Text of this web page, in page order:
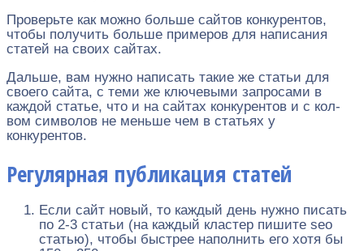
Проверьте как можно больше сайтов конкурентов,
чтобы получить больше примеров для написания
статей на своих сайтах.
Дальше, вам нужно написать такие же статьи для
своего сайта, с теми же ключевыми запросами в
каждой статье, что и на сайтах конкурентов и с кол-
вом символов не меньше чем в статьях у
конкурентов.
Регулярная публикация статей
Если сайт новый, то каждый день нужно писать
по 2-3 статьи (на каждый кластер пишите seo
статью), чтобы быстрее наполнить его хотя бы